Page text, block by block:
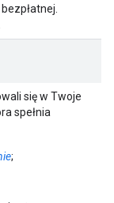
się w Twoje
spełnia
;